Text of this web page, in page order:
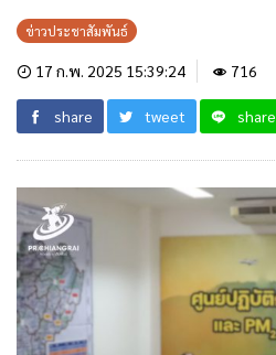
ข่าวประชาสัมพันธ์
17 ก.พ. 2025 15:39:24 716
share tweet share